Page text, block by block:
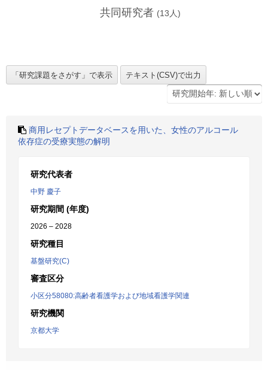
共同研究者 (13 人)
商用レセプトデータベースを用いた、女性のアルコール
依存症の受療実態の解明
研究代表者
中野 慶子
研究期間 (年度)
2026 – 2028
研究種目
基盤研究(C)
審査区分
小区分58080:高齢者看護学および地域看護学関連
研究機関
京都大学